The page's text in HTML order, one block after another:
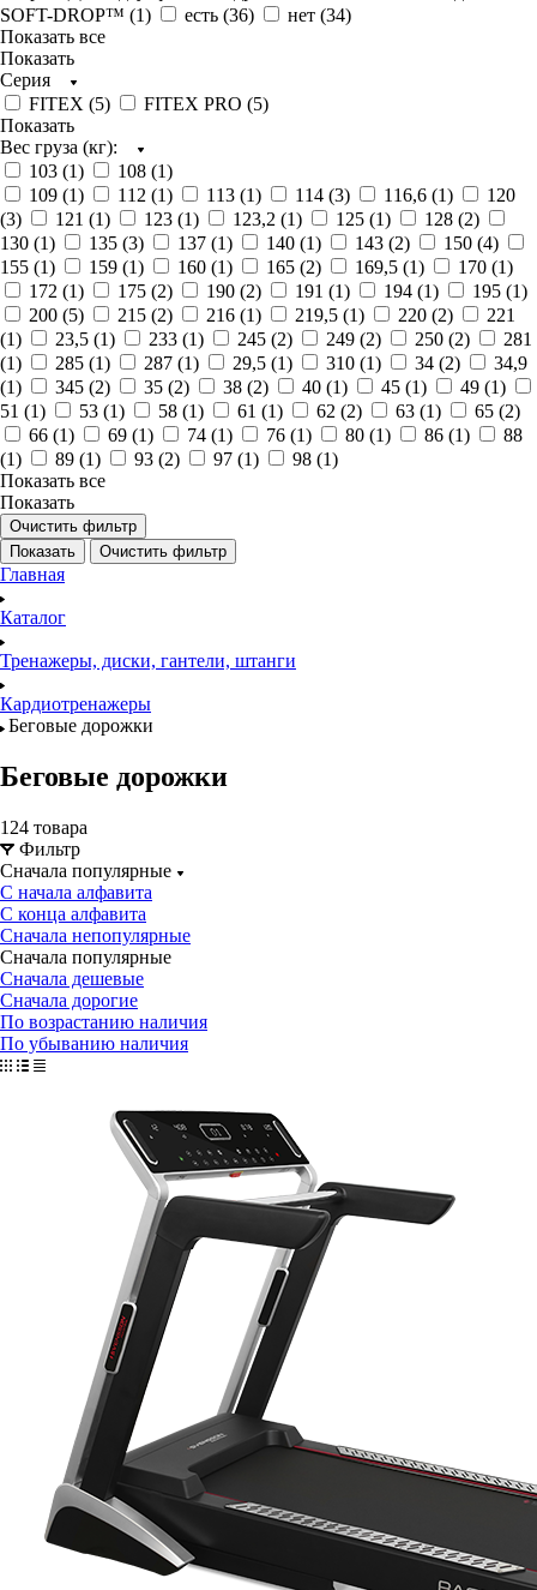
SOFT-DROP™ (1) есть (36) нет (34)
Показать все
Показать
Серия
FITEX (5) FITEX PRO (5)
Показать
Вес груза (кг):
103 (1) 108 (1)
109 (1) 112 (1) 113 (1) 114 (3) 116,6 (1)
120
(3) 121 (1) 123 (1) 123,2 (1) 125 (1) 128 (2)
130 (1) 135 (3) 137 (1) 140 (1) 143 (2) 150 (4)
155 (1) 159 (1) 160 (1) 165 (2) 169,5 (1) 170 (1)
172 (1) 175 (2) 190 (2) 191 (1) 194 (1) 195 (1)
200 (5) 215 (2) 216 (1) 219,5 (1) 220 (2)
221
(1) 23,5 (1) 233 (1) 245 (2) 249 (2) 250 (2)
281
(1) 285 (1) 287 (1) 29,5 (1) 310 (1) 34 (2)
34,9
(1) 345 (2) 35 (2) 38 (2) 40 (1) 45 (1) 49 (1)
51 (1) 53 (1) 58 (1) 61 (1) 62 (2) 63 (1) 65 (2)
66 (1) 69 (1) 74 (1) 76 (1) 80 (1) 86 (1)
88
(1) 89 (1) 93 (2) 97 (1) 98 (1)
Показать все
Показать
Очистить фильтр
Показать
Очистить фильтр
Главная
Каталог
Тренажеры, диски, гантели, штанги
Кардиотренажеры
Беговые дорожки
Беговые дорожки
124 товара
Фильтр
Сначала популярные
С начала алфавита
С конца алфавита
Сначала непопулярные
Сначала популярные
Сначала дешевые
Сначала дорогие
По возрастанию наличия
По убыванию наличия